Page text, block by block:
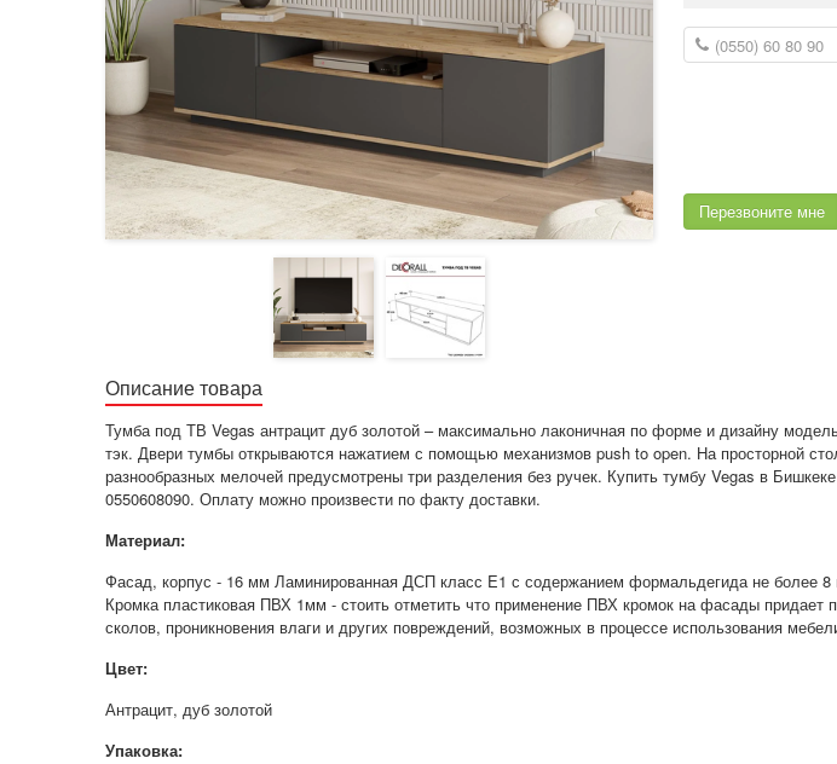
Перезвоните мне
Описание товара
Тумба под ТВ Vegas антрацит дуб золотой – максимально лаконичная по форме и дизайну
тэк. Двери тумбы открываются нажатием с помощью механизмов push to open. На просторной
разнообразных мелочей предусмотрены три разделения без ручек. Купить тумбу Vegas в
0550608090. Оплату можно произвести по факту доставки.
Материал:
Фасад, корпус - 16 мм Ламинированная ДСП класс E1 с содержанием формальдегида не более 8
Кромка пластиковая ПВХ 1мм - стоить отметить что применение ПВХ кромок на фасады
сколов, проникновения влаги и других повреждений, возможных в процессе использования
Цвет:
Антрацит, дуб золотой
Упаковка: